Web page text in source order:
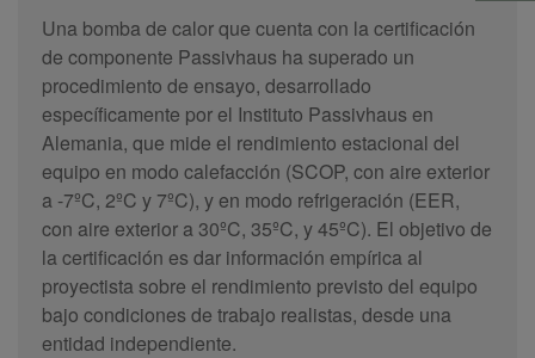
Una bomba de calor que cuenta con la certificación
de componente Passivhaus ha superado un
procedimiento de ensayo, desarrollado
específicamente por el Instituto Passivhaus en
Alemania, que mide el rendimiento estacional del
equipo en modo calefacción (SCOP, con aire exterior
a -7ºC, 2ºC y 7ºC), y en modo refrigeración (EER,
con aire exterior a 30ºC, 35ºC, y 45ºC). El objetivo de
la certificación es dar información empírica al
proyectista sobre el rendimiento previsto del equipo
bajo condiciones de trabajo realistas, desde una
entidad independiente.